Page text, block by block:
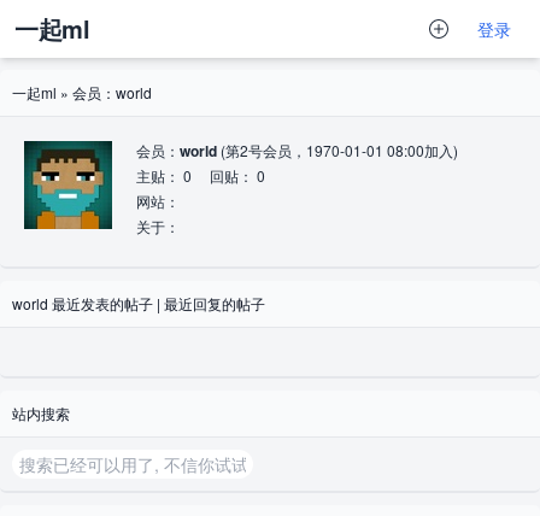
一起ml 登录
一起ml » 会员：world
会员： world (第2号会员，1970-01-01 08:00加入)
主贴： 0 回贴： 0
网站：
关于：
world 最近发表的帖子 | 最近回复的帖子
站内搜索